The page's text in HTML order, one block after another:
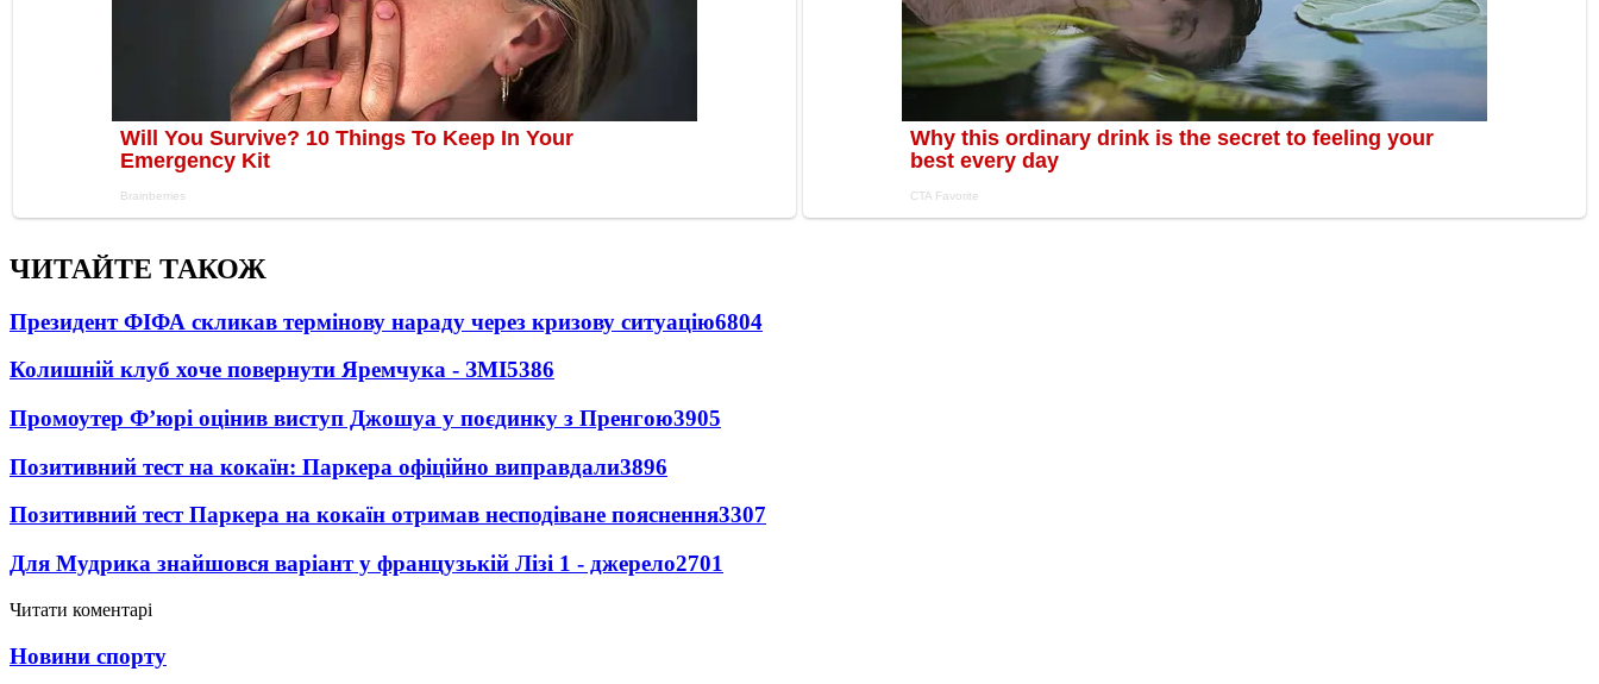
ЧИТАЙТЕ ТАКОЖ
Президент ФІФА скликав термінову нараду через кризову ситуацію6804
Колишній клуб хоче повернути Яремчука - ЗМІ5386
Промоутер Ф’юрі оцінив виступ Джошуа у поєдинку з Пренгою3905
Позитивний тест на кокаїн: Паркера офіційно виправдали3896
Позитивний тест Паркера на кокаїн отримав несподіване пояснення3307
Для Мудрика знайшовся варіант у французькій Лізі 1 - джерело2701
Читати коментарі
Новини спорту